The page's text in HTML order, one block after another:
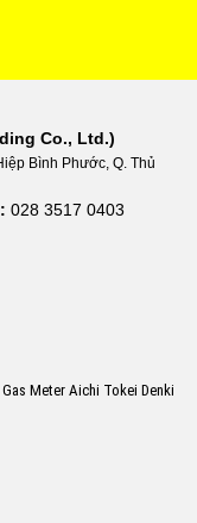
Co., Ltd.)
Bình Phước, Q. Thủ
028 3517 0403
Meter Aichi Tokei Denki